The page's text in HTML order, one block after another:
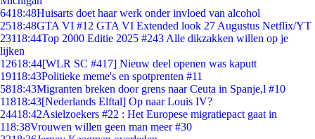
6418:48Huisarts doet haar werk onder invloed van alcohol
2518:48GTA VI #12 GTA VI Extended look 27 Augustus Netflix/YT
23118:44Top 2000 Editie 2025 #243 Alle dikzakken willen op je
lijken
12618:44[WLR SC #417] Nieuw deel openen was kaputt
19118:43Politieke meme's en spotprenten #11
5818:43Migranten breken door grens naar Ceuta in Spanje,l #10
11818:43[Nederlands Elftal] Op naar Louis IV?
24418:42Asielzoekers #22 : Het Europese migratiepact gaat in
118:38Vrouwen willen geen man meer #30